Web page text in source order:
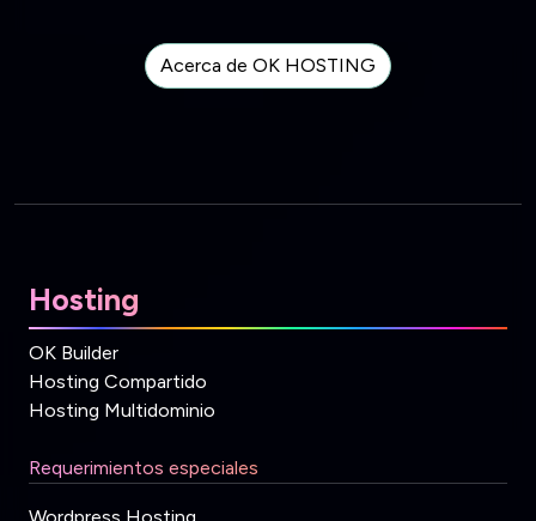
Acerca de OK HOSTING
Hosting
OK Builder
Hosting Compartido
Hosting Multidominio
Requerimientos especiales
Wordpress Hosting